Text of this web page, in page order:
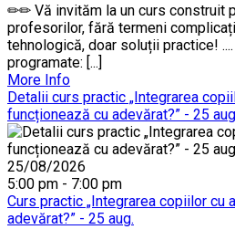
✏✏ Vă invităm la un curs construit
profesorilor, fără termeni
tehnologică, doar soluții practice!
programate: [...]
More Info
Detalii curs practic „Integrarea
funcționează cu adevărat?” - 25
25/08/2026
5:00 pm - 7:00 pm
Curs practic „Integrarea copiilor cu
adevărat?” - 25 aug.